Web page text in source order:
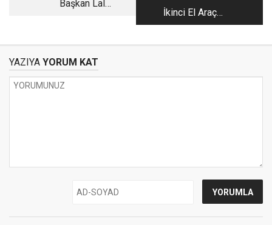
Başkan Lal
İkinci El Araç
Satarken
YAZIYA YORUM KAT